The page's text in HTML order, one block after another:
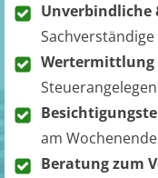
Unverbindliche
Sachverständige
Wertermittlung
am Wochenende
Beratung zum